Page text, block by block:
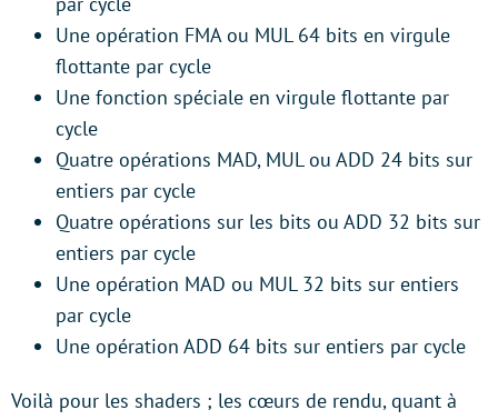
Une opération FMA ou MUL 64 bits en virgule
flottante par cycle
Une fonction spéciale en virgule flottante par
cycle
Quatre opérations MAD, MUL ou ADD 24 bits sur
entiers par cycle
Quatre opérations sur les bits ou ADD 32 bits sur
entiers par cycle
Une opération MAD ou MUL 32 bits sur entiers
par cycle
Une opération ADD 64 bits sur entiers par cycle
Voilà pour les shaders ; les cœurs de rendu, quant à